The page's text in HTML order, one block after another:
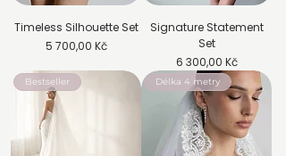
Timeless Silhouette Set
Cena
5 700,00 Kč
Signature Statement
Set
Cena
6 300,00 Kč
Bestseller Délka 4 metry